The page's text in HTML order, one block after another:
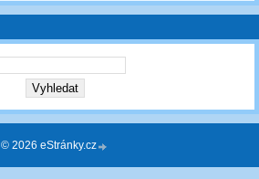
© 2026 eStránky.cz